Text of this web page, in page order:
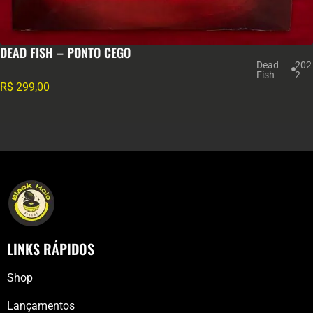
DEAD FISH – PONTO CEGO
Dead
Fish
202
2
R$ 299,00
LINKS RÁPIDOS
Shop
Lançamentos